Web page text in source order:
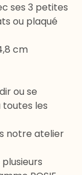
ses 3 petites
ou plaqué
cm
ou se
toutes les
notre atelier